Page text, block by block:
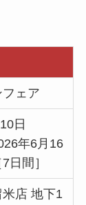
ェア
日
年6月16
日間］
店 地下1